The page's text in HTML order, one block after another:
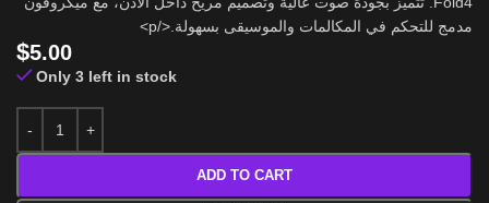
مدمج للتحكم في المكالمات والموسيقى بسهولة.</p>
$5.00
Only 3 left in stock
ADD TO CART